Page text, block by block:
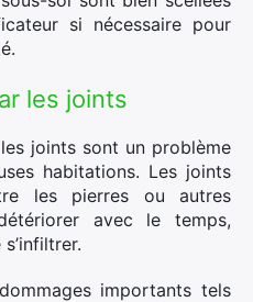
si nécessaire pour
les joints
joints sont un problème
habitations. Les joints
les pierres ou autres
avec le temps,
importants tels